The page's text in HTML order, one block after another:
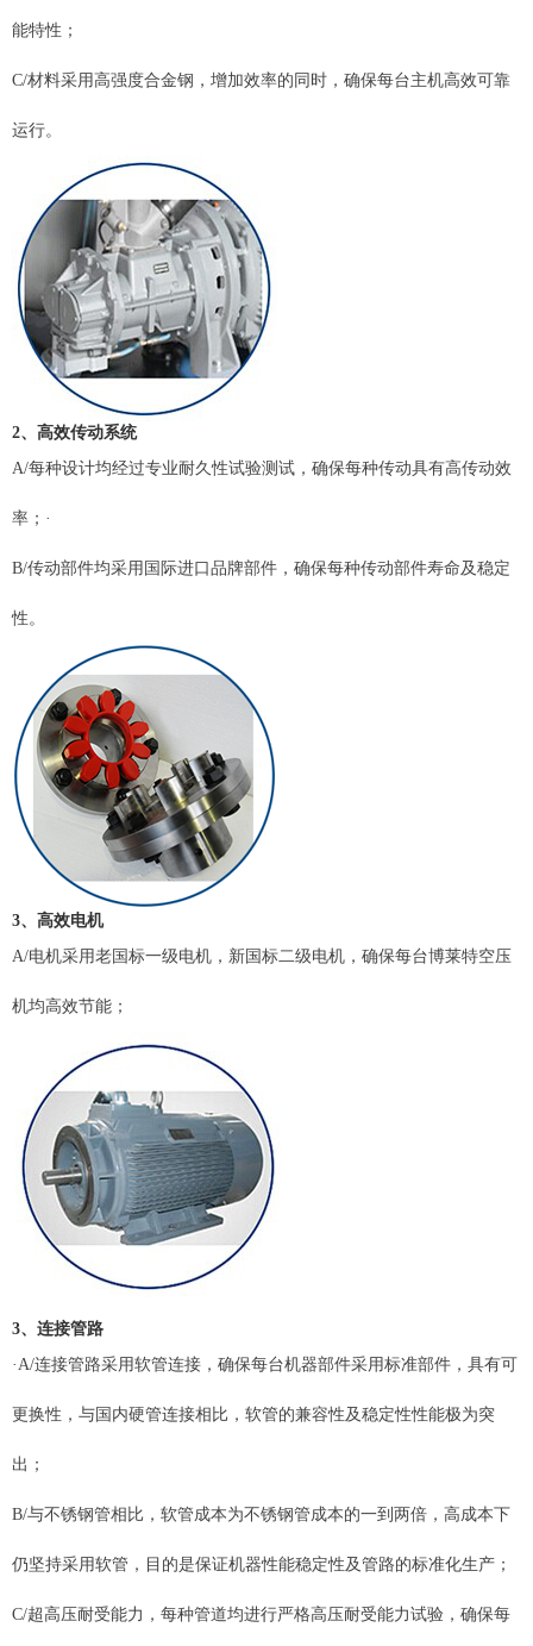
能特性；
C/材料采用高强度合金钢，增加效率的同时，确保每台主机高效可靠
运行。
2、高效传动系统
A/每种设计均经过专业耐久性试验测试，确保每种传动具有高传动效
率；·
B/传动部件均采用国际进口品牌部件，确保每种传动部件寿命及稳定
性。
3、高效电机
A/电机采用老国标一级电机，新国标二级电机，确保每台博莱特空压
机均高效节能；
3、 连接管路
·A/连接管路采用软管连接，确保每台机器部件采用标准部件，具有可
更换性，与国内硬管连接相比，软管的兼容性及稳定性性能极为突
出；
B/与不锈钢管相比，软管成本为不锈钢管成本的一到两倍，高成本下
仍坚持采用软管，目的是保证机器性能稳定性及管路的标准化生产；
C/超高压耐受能力，每种管道均进行严格高压耐受能力试验，确保每